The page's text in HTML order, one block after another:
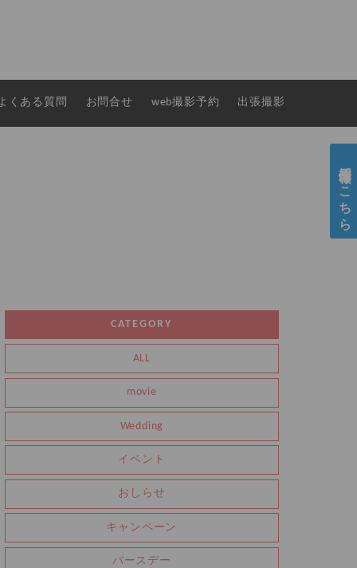
くある質問 お問合せ web撮影予約 出張撮影
CATEGORY
ALL
movie
Wedding
イベント
おしらせ
キャンペーン
バースデー
採用情報はこちら